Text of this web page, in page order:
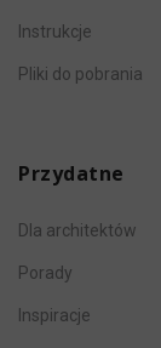
Instrukcje
Pliki do pobrania
Przydatne
Dla architektów
Porady
Inspiracje